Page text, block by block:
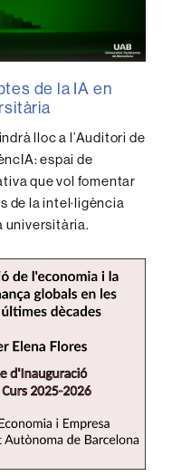
de la IA en
lloc a l’Auditori de
espai de
que vol fomentar
de la intel·ligència
universitària.